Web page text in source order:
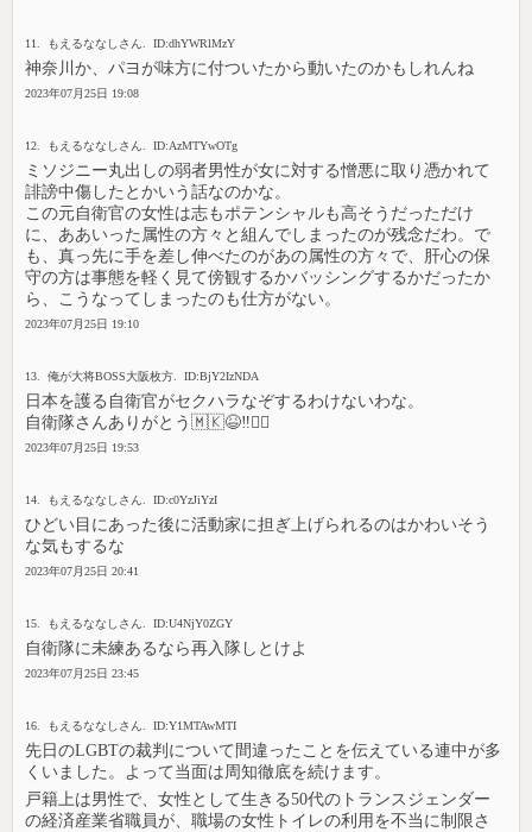
11. もえるななしさん. ID:dhYWRlMzY
神奈川か、パヨが味方に付ついたから動いたのかもしれんね
2023年07月25日 19:08
12. もえるななしさん. ID:AzMTYwOTg
ミソジニー丸出しの弱者男性が女に対する憎悪に取り憑かれて
誹謗中傷したとかいう話なのかな。
この元自衛官の女性は志もポテンシャルも高そうだっただけ
に、ああいった属性の方々と組んでしまったのが残念だわ。で
も、真っ先に手を差し伸べたのがあの属性の方々で、肝心の保
守の方は事態を軽く見て傍観するかバッシングするかだったか
ら、こうなってしまったのも仕方がない。
2023年07月25日 19:10
13. 俺が大将BOSS大阪枚方. ID:BjY2IzNDA
日本を護る自衛官がセクハラなぞするわけないわな。
自衛隊さんありがとう🇲🇰😆‼️🙇‍♀️
2023年07月25日 19:53
14. もえるななしさん. ID:c0YzJiYzI
ひどい目にあった後に活動家に担ぎ上げられるのはかわいそう
な気もするな
2023年07月25日 20:41
15. もえるななしさん. ID:U4NjY0ZGY
自衛隊に未練あるなら再入隊しとけよ
2023年07月25日 23:45
16. もえるななしさん. ID:Y1MTAwMTI
先日のLGBTの裁判について間違ったことを伝えている連中が多
くいました。よって当面は周知徹底を続けます。
戸籍上は男性で、女性として生きる50代のトランスジェンダー
の経済産業省職員が、職場の女性トイレの利用を不当に制限さ